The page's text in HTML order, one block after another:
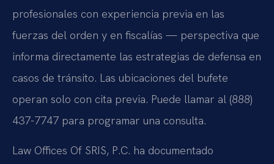
profesionales con experiencia previa en las
fuerzas del orden y en fiscalías — perspectiva que
informa directamente las estrategias de defensa en
casos de tránsito. Las ubicaciones del bufete
operan solo con cita previa. Puede llamar al (888)
437-7747 para programar una consulta.
Law Offices Of SRIS, P.C. ha documentado